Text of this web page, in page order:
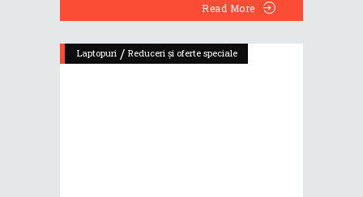
Read More
Laptopuri / Reduceri și oferte speciale